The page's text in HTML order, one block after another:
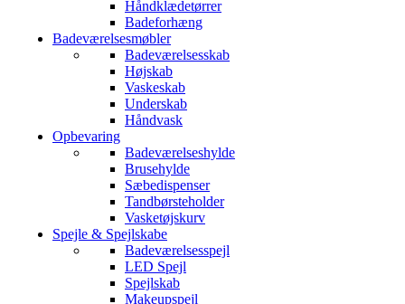
Håndklædetørrer
Badeforhæng
Badeværelsesmøbler
Badeværelsesskab
Højskab
Vaskeskab
Underskab
Håndvask
Opbevaring
Badeværelseshylde
Brusehylde
Sæbedispenser
Tandbørsteholder
Vasketøjskurv
Spejle & Spejlskabe
Badeværelsesspejl
LED Spejl
Spejlskab
Makeupspejl